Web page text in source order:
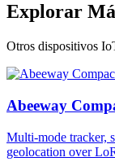
Explorar
Otros dispositivos
Abeeway
Multi-mode tracker,
geolocation over